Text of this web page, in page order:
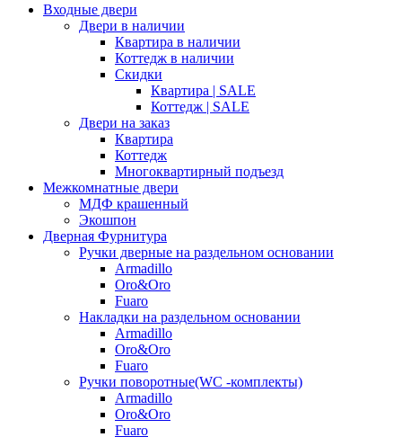
Входные двери
Двери в наличии
Квартира в наличии
Коттедж в наличии
Скидки
Квартира | SALE
Коттедж | SALE
Двери на заказ
Квартира
Коттедж
Многоквартирный подъезд
Межкомнатные двери
МДФ крашенный
Экошпон
Дверная Фурнитура
Ручки дверные на раздельном основании
Armadillo
Oro&Oro
Fuaro
Накладки на раздельном основании
Armadillo
Oro&Oro
Fuaro
Ручки поворотные(WC -комплекты)
Armadillo
Oro&Oro
Fuaro